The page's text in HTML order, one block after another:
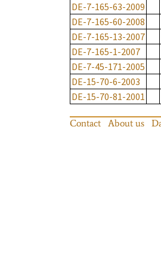
DE-7-165-63-2009
DE-7-165-60-2008
DE-7-165-13-2007
DE-7-165-1-2007
DE-7-45-171-2005
DE-15-70-6-2003
DE-15-70-81-2001
Contact About us